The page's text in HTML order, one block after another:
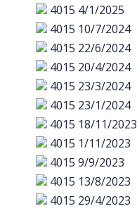
4015 4/1/2025
4015 10/7/2024
4015 22/6/2024
4015 20/4/2024
4015 23/3/2024
4015 23/1/2024
4015 18/11/2023
4015 1/11/2023
4015 9/9/2023
4015 13/8/2023
4015 29/4/2023